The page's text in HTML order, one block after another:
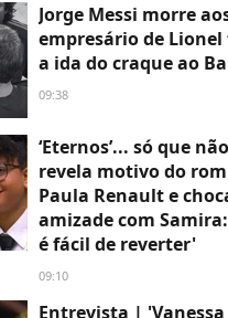
Jorge Messi morre
empresário de
a ida do craque ao
09:38
‘Eternos’... só que
revela motivo do
Paula Renault e
amizade com
é fácil de reverter'
09:10
Entrevista |